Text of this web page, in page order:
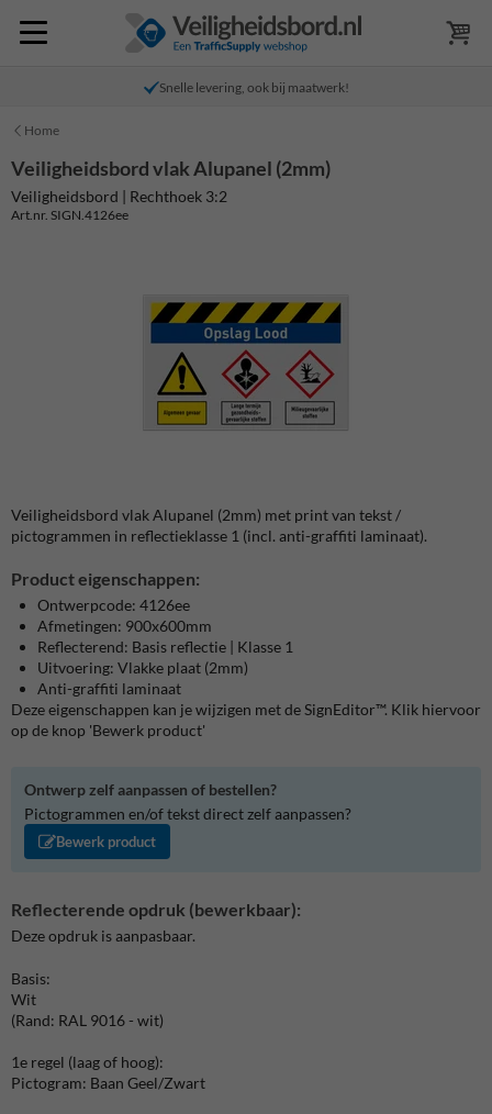
Snelle levering, ook bij maatwerk!
Home
Veiligheidsbord vlak Alupanel (2mm)
Veiligheidsbord | Rechthoek 3:2
Art.nr. SIGN.4126ee
Veiligheidsbord vlak Alupanel (2mm) met print van tekst /
pictogrammen in reflectieklasse 1 (incl. anti-graffiti laminaat).
Product eigenschappen:
Ontwerpcode: 4126ee
Afmetingen: 900x600mm
Reflecterend: Basis reflectie | Klasse 1
Uitvoering: Vlakke plaat (2mm)
Anti-graffiti laminaat
Deze eigenschappen kan je wijzigen met de SignEditor™. Klik hiervoor
op de knop 'Bewerk product'
Ontwerp zelf aanpassen of bestellen?
Pictogrammen en/of tekst direct zelf aanpassen?
Bewerk product
Reflecterende opdruk (bewerkbaar):
Deze opdruk is aanpasbaar.
Basis:
Wit
(Rand: RAL 9016 - wit)
1e regel (laag of hoog):
Pictogram: Baan Geel/Zwart